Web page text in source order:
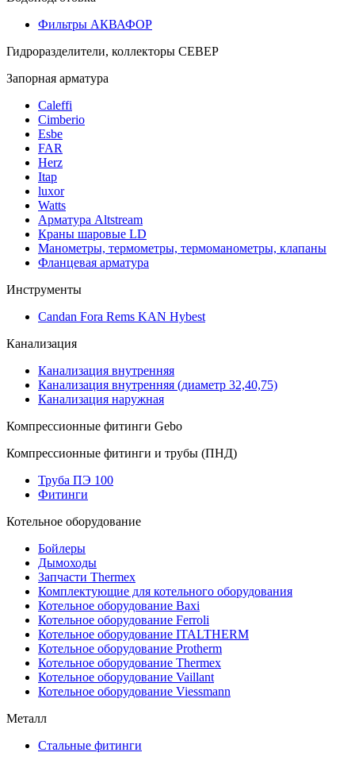
Фильтры АКВАФОР
Гидроразделители, коллекторы СЕВЕР
Запорная арматура
Caleffi
Cimberio
Esbe
FAR
Herz
Itap
luxor
Watts
Арматура Altstream
Краны шаровые LD
Манометры, термометры, термоманометры, клапаны
Фланцевая арматура
Инструменты
Candan Fora Rems KAN Hybest
Канализация
Канализация внутренняя
Канализация внутренняя (диаметр 32,40,75)
Канализация наружная
Компрессионные фитинги Gebo
Компрессионные фитинги и трубы (ПНД)
Труба ПЭ 100
Фитинги
Котельное оборудование
Бойлеры
Дымоходы
Запчасти Thermex
Комплектующие для котельного оборудования
Котельное оборудование Baxi
Котельное оборудование Ferroli
Котельное оборудование ITALTHERM
Котельное оборудование Protherm
Котельное оборудование Thermex
Котельное оборудование Vaillant
Котельное оборудование Viessmann
Металл
Стальные фитинги